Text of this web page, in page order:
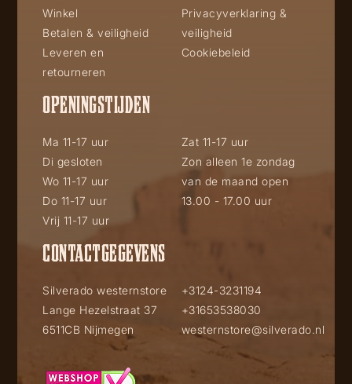
Winkel
Betalen & veiligheid
Leveren en
retourneren
Privacyverklaring &
veiligheid
Cookiebeleid
OPENINGSTIJDEN
Ma 11-17 uur
Di gesloten
Wo 11-17 uur
Do 11-17 uur
Vrij 11-17 uur
Zat 11-17 uur
Zon alleen 1e zondag
van de maand open
13.00 - 17.00 uur
CONTACTGEGEVENS
Silverado westernstore
Lange Hezelstraat 37
6511CB Nijmegen
+3124-3231194
+31653538030
westernstore@silverado.nl